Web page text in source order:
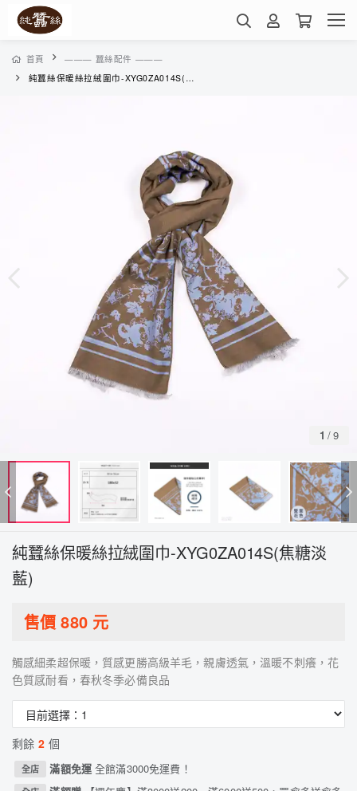
首頁
——— 蠶絲配件 ———
純蠶絲保暖絲拉絨圍巾-XYG0ZA014S(焦糖淡藍)
1 /9
純蠶絲保暖絲拉絨圍巾-XYG0ZA014S(焦糖淡
藍)
售價880元
觸感細柔超保暖，質感更勝高級羊毛，親膚透氣，溫暖不刺癢，花
色質感耐看，春秋冬季必備良品
剩餘 2 個
全店 滿額免運全館滿3000免運費！